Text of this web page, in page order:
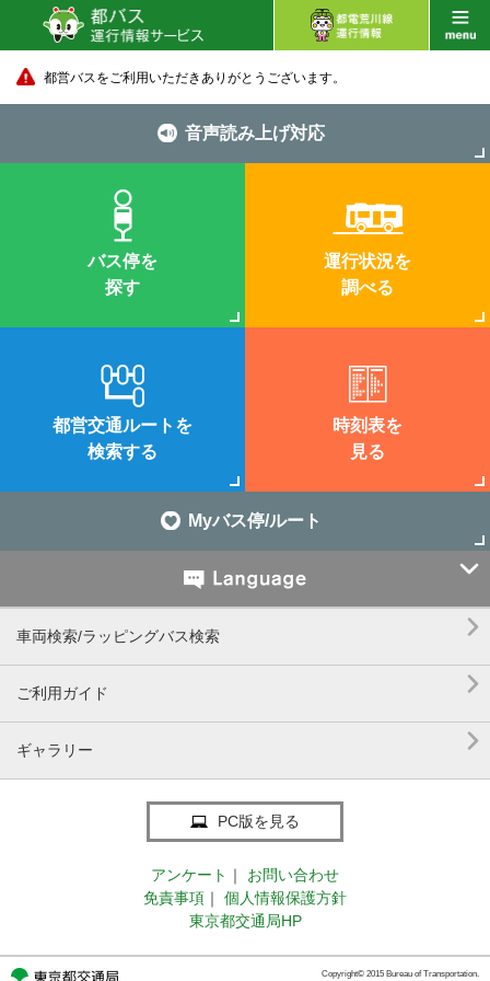
都営バスをご利用いただきありがとうございます。
音声読み上げ対応
バス停を
探す
運行状況を
調べる
都営交通ルートを
検索する
時刻表を
見る
Myバス停/ルート

車両検索/ラッピングバス検索 
ご利用ガイド 
ギャラリー 
PC版を見る
アンケート ｜
お問い合わせ
免責事項 ｜
個人情報保護方針
東京都交通局HP
Copyright© 2015 Bureau of Transportation.